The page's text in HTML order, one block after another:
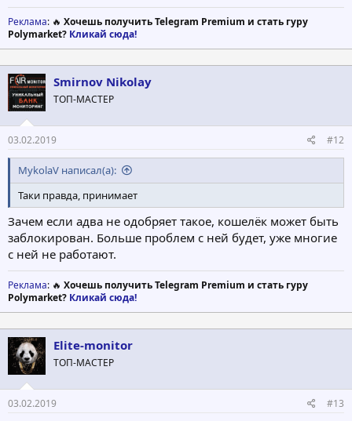
Реклама: 🔥 Хочешь получить Telegram Premium и стать гуру
Polymarket? Кликай сюда!
Smirnov Nikolay
ТОП-МАСТЕР
03.02.2019 #12
MykolaV написал(а):
Таки правда, принимает
Зачем если адва не одобряет такое, кошелёк может быть
заблокирован. Больше проблем с ней будет, уже многие
с ней не работают.
Реклама: 🔥 Хочешь получить Telegram Premium и стать гуру
Polymarket? Кликай сюда!
Elite-monitor
ТОП-МАСТЕР
03.02.2019 #13